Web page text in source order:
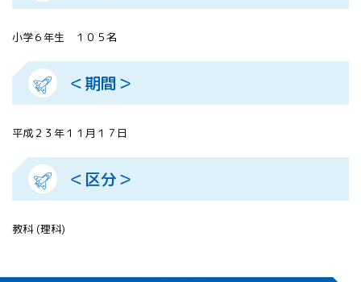
ム
小学６年生 １０５名
＜期間＞
平成２３年１１月１７日
＜区分＞
教科 (理科)